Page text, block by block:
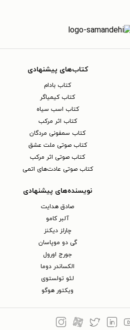
کتاب‌های پیشنهادی
کتاب بادام
کتاب کیمیاگر
کتاب اسب سیاه
کتاب اثر مرکب
کتاب سمفونی مردگان
کتاب صوتی ملت عشق
کتاب صوتی اثر مرکب
کتاب صوتی عادت‌های اتمی
نویسنده‌های پیشنهادی
صادق هدایت
آلبر کامو
چارلز دیکنز
گی دو موپاسان
جورج اورول
الکساندر دوما
لئو تولستوی
ویکتور هوگو